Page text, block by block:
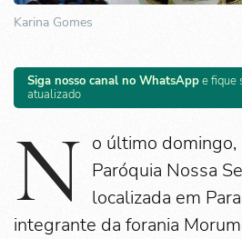
Karina Gomes
Siga nosso canal no WhatsAppe fique
atualizado
N o último
Paróquia Nossa
localizada em
integrante da forania